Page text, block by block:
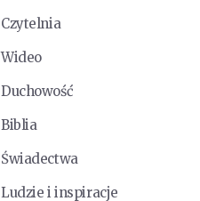
Czytelnia
Wideo
Duchowość
Biblia
Świadectwa
Ludzie i inspiracje